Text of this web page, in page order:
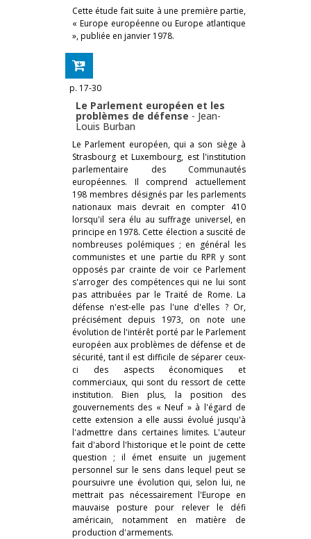
Cette étude fait suite à une première partie,
« Europe européenne ou Europe atlantique
», publiée en janvier 1978.
p. 17-30
Le Parlement européen et les
problèmes de défense - Jean-
Louis Burban
Le Parlement européen, qui a son siège à
Strasbourg et Luxembourg, est l'institution
parlementaire des Communautés
européennes. Il comprend actuellement
198 membres désignés par les parlements
nationaux mais devrait en compter 410
lorsqu'il sera élu au suffrage universel, en
principe en 1978. Cette élection a suscité de
nombreuses polémiques ; en général les
communistes et une partie du RPR y sont
opposés par crainte de voir ce Parlement
s'arroger des compétences qui ne lui sont
pas attribuées par le Traité de Rome. La
défense n'est-elle pas l'une d'elles ? Or,
précisément depuis 1973, on note une
évolution de l'intérêt porté par le Parlement
européen aux problèmes de défense et de
sécurité, tant il est difficile de séparer ceux-
ci des aspects économiques et
commerciaux, qui sont du ressort de cette
institution. Bien plus, la position des
gouvernements des « Neuf » à l'égard de
cette extension a elle aussi évolué jusqu'à
l'admettre dans certaines limites. L'auteur
fait d'abord l'historique et le point de cette
question ; il émet ensuite un jugement
personnel sur le sens dans lequel peut se
poursuivre une évolution qui, selon lui, ne
mettrait pas nécessairement l'Europe en
mauvaise posture pour relever le défi
américain, notamment en matière de
production d'armements.